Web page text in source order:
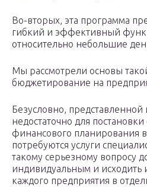
Во-вторых, эта программа
гибкий и эффективный
относительно небольшие
Мы рассмотрели основы
бюджетирование на
Безусловно,
недостаточно для
финансового планирования
потребуются услуги
такому серьезному вопросу
индивидуальным и исходить
каждого предприятия в